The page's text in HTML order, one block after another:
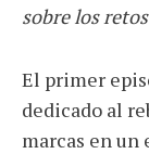
sobre los
El primer
dedicado al
marcas en